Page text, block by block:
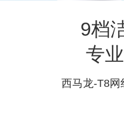
9档
专
西马龙-T8网